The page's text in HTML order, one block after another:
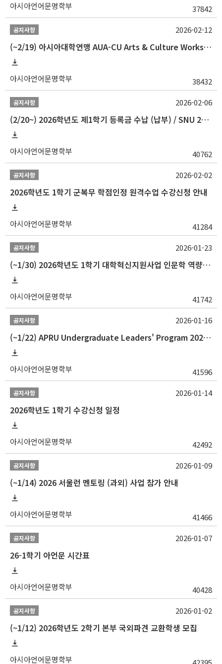
아시아언어문명학부 37842
공지사항
(~2/19) 아시아대학연맹 AUA-CU Arts & Culture Workshop Camp 2026 참가자 선발 안내
아시아언어문명학부 38432
2026-02-12
공지사항
(2/20~) 2026학년도 제1학기 등록금 수납 (납부) / SNU 26-1 Tuition fee payment notice
아시아언어문명학부 40762
2026-02-06
공지사항
2026학년도 1학기 군복무 학점인정 원격수업 수강신청 안내
아시아언어문명학부 41284
2026-02-02
공지사항
(~1/30) 2026학년도 1학기 대학혁신지원사업 인문학 역량강화 학업지원금 지원 선발 안내(학·석·박사)
아시아언어문명학부 41742
2026-01-23
공지사항
(~1/22) APRU Undergraduate Leaders' Program 2026 프로그램 참가자 모집
아시아언어문명학부 41596
2026-01-16
공지사항
2026학년도 1학기 수강신청 일정
아시아언어문명학부 42492
2026-01-14
공지사항
(~1/14) 2026 서울런 멘토링 (과외) 사업 참가 안내
아시아언어문명학부 41466
2026-01-09
공지사항
26-1학기 아언문 시간표
아시아언어문명학부 40428
2026-01-07
공지사항
(~1/12) 2026학년도 2학기 본부 국외파견 교환학생 모집
아시아언어문명학부
2026-01-02